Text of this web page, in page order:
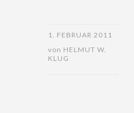
1. FEBRUAR 2011
von HELMUT W.
KLUG